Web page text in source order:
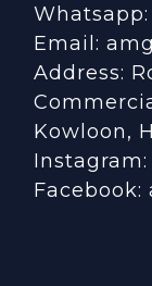
Whatsapp:
Email:
Address:
Kowloon,
Instagram:
Facebook: